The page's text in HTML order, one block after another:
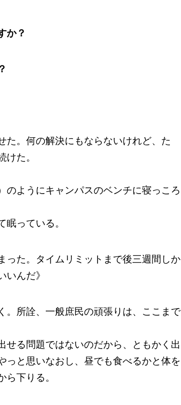
か？
。何の解決にもならないけれど、た
た。
ようにキャンパスのベンチに寝っころ
っている。
った。タイムリミットまで後三週間しか
んだ》
所詮、一般庶民の頑張りは、ここまで
る問題ではないのだから、ともかく出
っと思いなおし、昼でも食べるかと体を
下りる。